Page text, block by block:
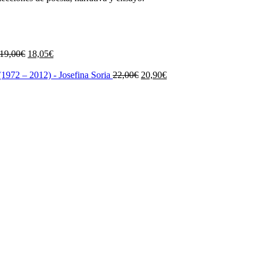
19,00€ El
original
18,05€El
actual
– 2012) - Josefina Soria 22,00€ El
20,90€El